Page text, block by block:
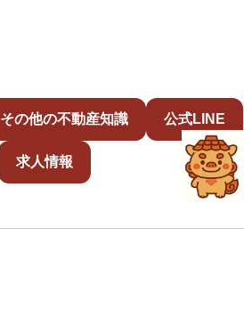
その他の不動産知識 公式LINE
求人情報